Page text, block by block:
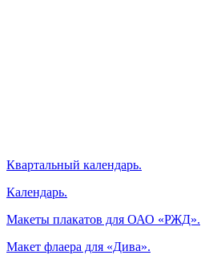
Квартальный календарь.
Календарь.
Макеты плакатов для ОАО «РЖД».
Макет флаера для «Дива».